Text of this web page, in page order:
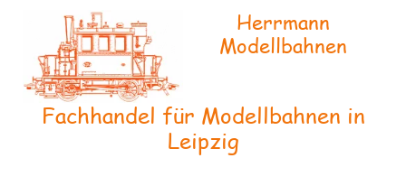
Herrmann
Modellbahnen
Fachhandel für Modellbahnen in
Leipzig